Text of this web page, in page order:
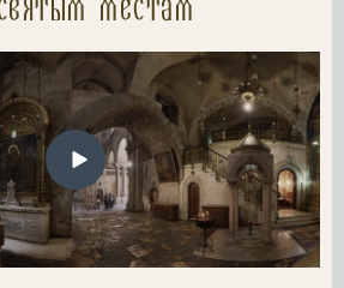
местам